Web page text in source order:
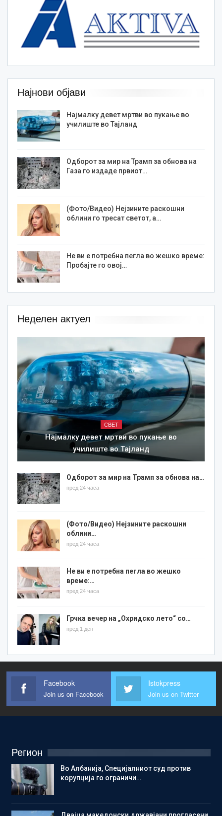
Најнови објави
Најмалку девет мртви во пукање во
училиште во Тајланд
Одборот за мир на Трамп за обнова на
Газа го издаде првиот…
(Фото/Видео) Нејзините раскошни
облини го тресат светот, а…
Не ви е потребна пегла во жешко време:
Пробајте го овој…
Неделен актуел
СВЕТ
Најмалку девет мртви во пукање во
училиште во Тајланд
Одборот за мир на Трамп за обнова на…
пред 24 часа
(Фото/Видео) Нејзините раскошни
облини…
пред 24 часа
Не ви е потребна пегла во жешко
време:…
пред 24 часа
Грчка вечер на „Охридско лето“ со…
пред 1 ден
Facebook
Join us on Facebook
Istokpress
Join us on Twitter
Регион
Во Албанија, Специјалниот суд против
корупција го ограничи…